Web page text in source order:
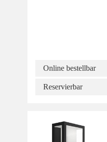
Online bestellbar
Reservierbar